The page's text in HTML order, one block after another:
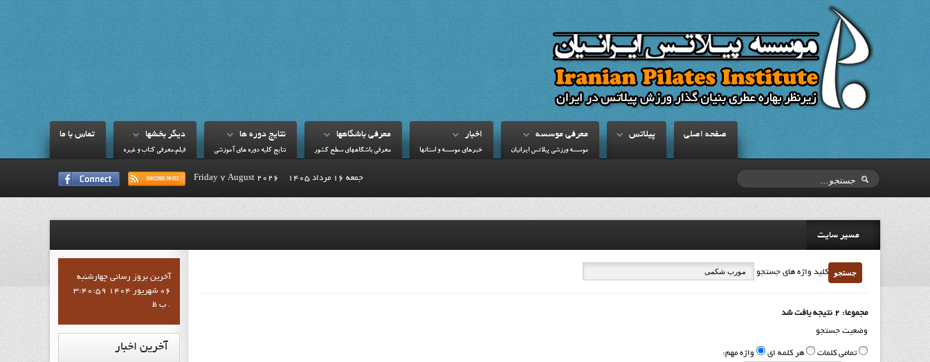
صفحه اصلي پيلاتس معرفي موسسه
موسسه ورزشي پيلاتس ايرانيان
اخبار
خبرهاي موسسه و استانها
معرفي باشگاهها
معرفي باشگاههاي سطح کشور
نتايج دوره ها
نتايج کليه دوره هاي آموزشي
ديگر بخشها
فيلم،معرفي کتاب و غيره
تماس با ما
جمعه 16 مرداد 1405 Friday 7 August 2026
مسیر سایت
کلید واژه های جستجو جستجو
مجموعا: 2 نتیجه یافت شد
وضعیت جستجو
تمامی کلمات هر کلمه ای واژه مهم:
آخرين بروز رساني چهارشنبه
06 شهریور 1404 3:40:59
ب ظ .
آخرین اخبار